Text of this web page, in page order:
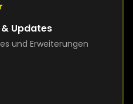
Updates
und Erweiterungen